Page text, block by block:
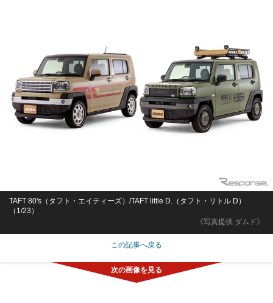
《写真提供 ダムド》
TAFT 80's（タフト・エイティーズ）/TAFT little D.（タフト・リトル D）
（1/23）
この記事へ戻る